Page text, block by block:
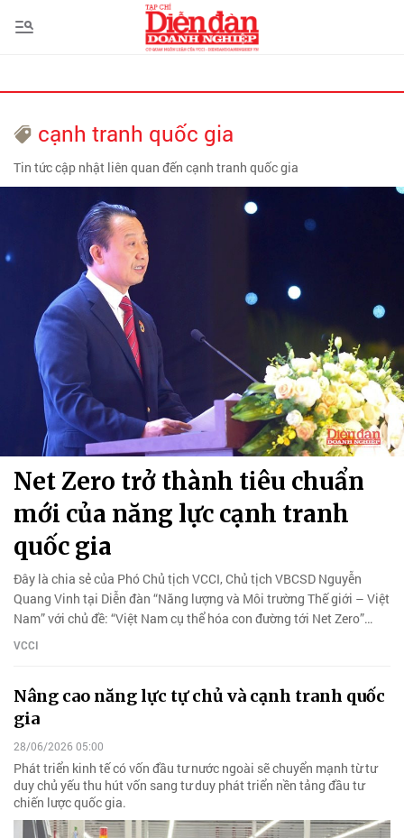
cạnh tranh quốc gia
Tin tức cập nhật liên quan đến cạnh tranh quốc gia
Net Zero trở thành tiêu chuẩn
mới của năng lực cạnh tranh
quốc gia
Đây là chia sẻ của Phó Chủ tịch VCCI, Chủ tịch VBCSD Nguyễn
Quang Vinh tại Diễn đàn “Năng lượng và Môi trường Thế giới – Việt
Nam” với chủ đề: “Việt Nam cụ thể hóa con đường tới Net Zero”
sáng nay 08/7.
VCCI
Nâng cao năng lực tự chủ và cạnh tranh quốc
gia
28/06/2026 05:00
Phát triển kinh tế có vốn đầu tư nước ngoài sẽ chuyển mạnh từ tư
duy chủ yếu thu hút vốn sang tư duy phát triển nền tảng đầu tư
chiến lược quốc gia.